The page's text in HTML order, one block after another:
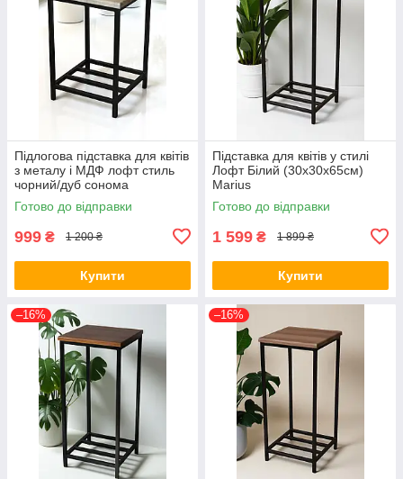
Підлогова підставка для квітів
з металу і МДФ лофт стиль
чорний/дуб сонома
Готово до відправки
999 ₴ 1 200 ₴
Купити
Підставка для квітів у стилі
Лофт Білий (30х30х65см)
Marius
Готово до відправки
1 599 ₴ 1 899 ₴
Купити
–16% –16%